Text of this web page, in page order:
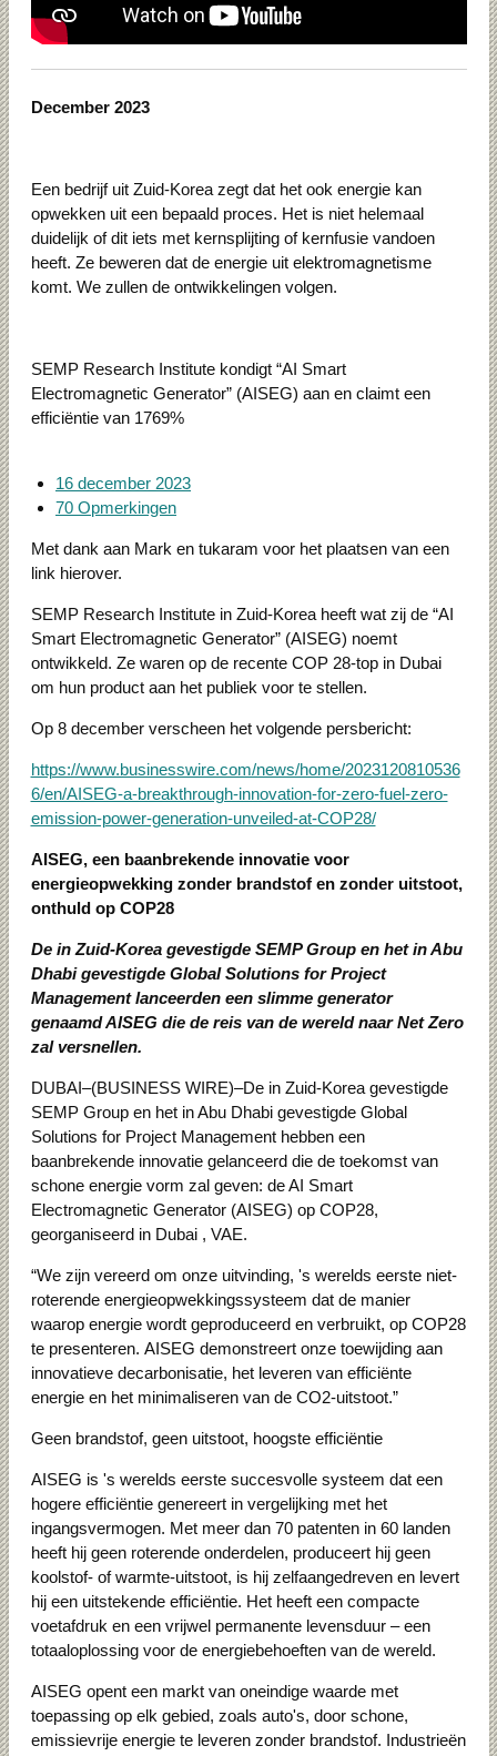
December 2023
Een bedrijf uit Zuid-Korea zegt dat het ook energie kan
opwekken uit een bepaald proces. Het is niet helemaal
duidelijk of dit iets met kernsplijting of kernfusie vandoen
heeft. Ze beweren dat de energie uit elektromagnetisme
komt. We zullen de ontwikkelingen volgen.
SEMP Research Institute kondigt “AI Smart
Electromagnetic Generator” (AISEG) aan en claimt een
efficiëntie van 1769%
16 december 2023
70 Opmerkingen
Met dank aan Mark en tukaram voor het plaatsen van een
link hierover.
SEMP Research Institute in Zuid-Korea heeft wat zij de “AI
Smart Electromagnetic Generator” (AISEG) noemt
ontwikkeld. Ze waren op de recente COP 28-top in Dubai
om hun product aan het publiek voor te stellen.
Op 8 december verscheen het volgende persbericht:
https://www.businesswire.com/news/home/2023120810536
6/en/AISEG-a-breakthrough-innovation-for-zero-fuel-zero-
emission-power-generation-unveiled-at-COP28/
AISEG, een baanbrekende innovatie voor
energieopwekking zonder brandstof en zonder uitstoot,
onthuld op COP28
De in Zuid-Korea gevestigde SEMP Group en het in Abu
Dhabi gevestigde Global Solutions for Project
Management lanceerden een slimme generator
genaamd AISEG die de reis van de wereld naar Net Zero
zal versnellen.
DUBAI–(BUSINESS WIRE)–De in Zuid-Korea gevestigde
SEMP Group en het in Abu Dhabi gevestigde Global
Solutions for Project Management hebben een
baanbrekende innovatie gelanceerd die de toekomst van
schone energie vorm zal geven: de AI Smart
Electromagnetic Generator (AISEG) op COP28,
georganiseerd in Dubai , VAE.
“We zijn vereerd om onze uitvinding, 's werelds eerste niet-
roterende energieopwekkingssysteem dat de manier
waarop energie wordt geproduceerd en verbruikt, op COP28
te presenteren. AISEG demonstreert onze toewijding aan
innovatieve decarbonisatie, het leveren van efficiënte
energie en het minimaliseren van de CO2-uitstoot.”
Geen brandstof, geen uitstoot, hoogste efficiëntie
AISEG is 's werelds eerste succesvolle systeem dat een
hogere efficiëntie genereert in vergelijking met het
ingangsvermogen. Met meer dan 70 patenten in 60 landen
heeft hij geen roterende onderdelen, produceert hij geen
koolstof- of warmte-uitstoot, is hij zelfaangedreven en levert
hij een uitstekende efficiëntie. Het heeft een compacte
voetafdruk en een vrijwel permanente levensduur – een
totaaloplossing voor de energiebehoeften van de wereld.
AISEG opent een markt van oneindige waarde met
toepassing op elk gebied, zoals auto's, door schone,
emissievrije energie te leveren zonder brandstof. Industrieën